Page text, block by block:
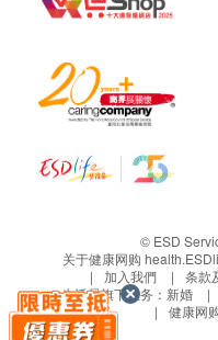
© ESD
关于健康网购
加入我們
条款
生活易旗下业务： 新婚
健康网